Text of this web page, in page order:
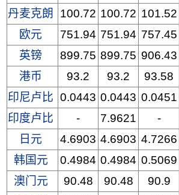
丹麦克朗
100.72 100.72 101.52
欧元
751.94 751.94 757.45
英镑
899.75 899.75 906.43
港币
93.2 93.2 93.58
印尼卢比 0.0443 0.0443 0.0451
印度卢比
- 7.9621 -
日元
4.6903 4.6903 4.7266
韩国元
0.4984 0.4984 0.5069
澳门元
90.48 90.48 90.9